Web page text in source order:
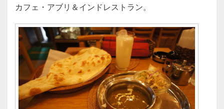
カフェ・アブリ＆インドレストラン。